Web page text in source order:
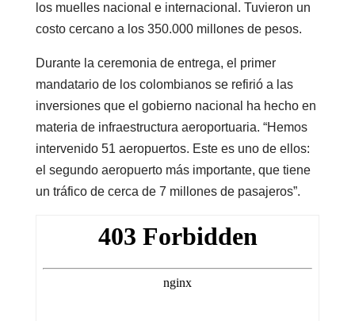
los muelles nacional e internacional. Tuvieron un
costo cercano a los 350.000 millones de pesos.
Durante la ceremonia de entrega, el primer
mandatario de los colombianos se refirió a las
inversiones que el gobierno nacional ha hecho en
materia de infraestructura aeroportuaria. “Hemos
intervenido 51 aeropuertos. Este es uno de ellos:
el segundo aeropuerto más importante, que tiene
un tráfico de cerca de 7 millones de pasajeros”.